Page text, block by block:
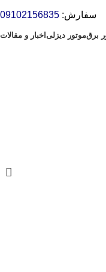
سفارش: 09102156835
برقموتور دیزلیاخبار و مقالات